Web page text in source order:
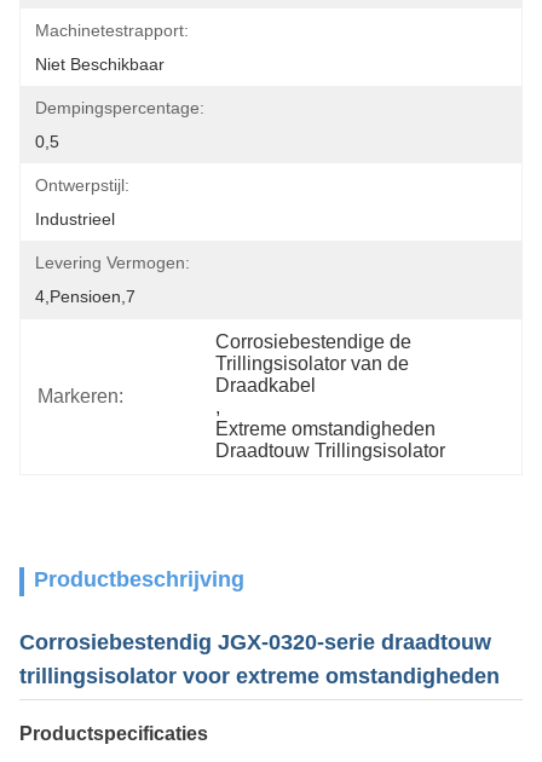
Machinetestrapport:
Niet Beschikbaar
Dempingspercentage:
0,5
Ontwerpstijl:
Industrieel
Levering Vermogen:
4,pensioen,7
Markeren:
Corrosiebestendige de
Trillingsisolator van de
Draadkabel
,
Extreme omstandigheden
Draadtouw Trillingsisolator
Productbeschrijving
Corrosiebestendig JGX-0320-serie draadtouw
trillingsisolator voor extreme omstandigheden
Productspecificaties